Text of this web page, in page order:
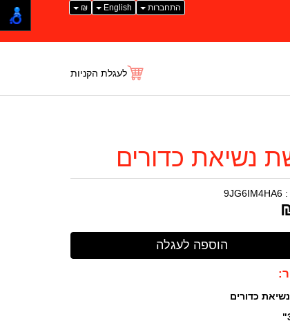
התחברות English
₪
לעגלת הקניות
נשיאת כדורים
9JG6IM4HA6
כדורים